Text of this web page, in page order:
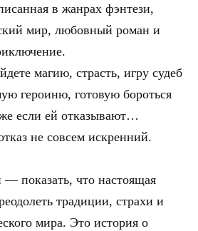
в жанрах фэнтези,
мир, любовный роман и
магию, страсть, игру судеб
героиню, готовую бороться
если ей отказывают…
не совсем искренний.
— показать, что настоящая
традиции, страхи и
мира. Это история о